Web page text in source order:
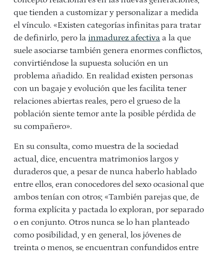
que tienden a customizar y personalizar a medida
el vínculo. «Existen categorías infinitas para tratar
de definirlo, pero la inmadurez afectiva a la que
suele asociarse también genera enormes conflictos,
convirtiéndose la supuesta solución en un
problema añadido. En realidad existen personas
con un bagaje y evolución que les facilita tener
relaciones abiertas reales, pero el grueso de la
población siente temor ante la posible pérdida de
su compañero».
En su consulta, como muestra de la sociedad
actual, dice, encuentra matrimonios largos y
duraderos que, a pesar de nunca haberlo hablado
entre ellos, eran conocedores del sexo ocasional que
ambos tenían con otros; «También parejas que, de
forma explícita y pactada lo exploran, por separado
o en conjunto. Otros nunca se lo han planteado
como posibilidad, y en general, los jóvenes de
treinta o menos, se encuentran confundidos entre